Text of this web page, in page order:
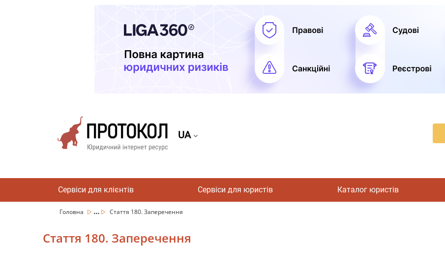
UA
Сервіси для клієнтів Сервіси для юристів Каталог юристів
Головна ... Стаття 180. Заперечення
Стаття 180. Заперечення